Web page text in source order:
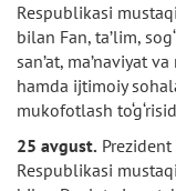
Respublikasi
bilan Fan, ta’lim,
san’at, ma’naviyat
hamda ijtimoiy
mukofotlash
25 avgust.
Respublikasi